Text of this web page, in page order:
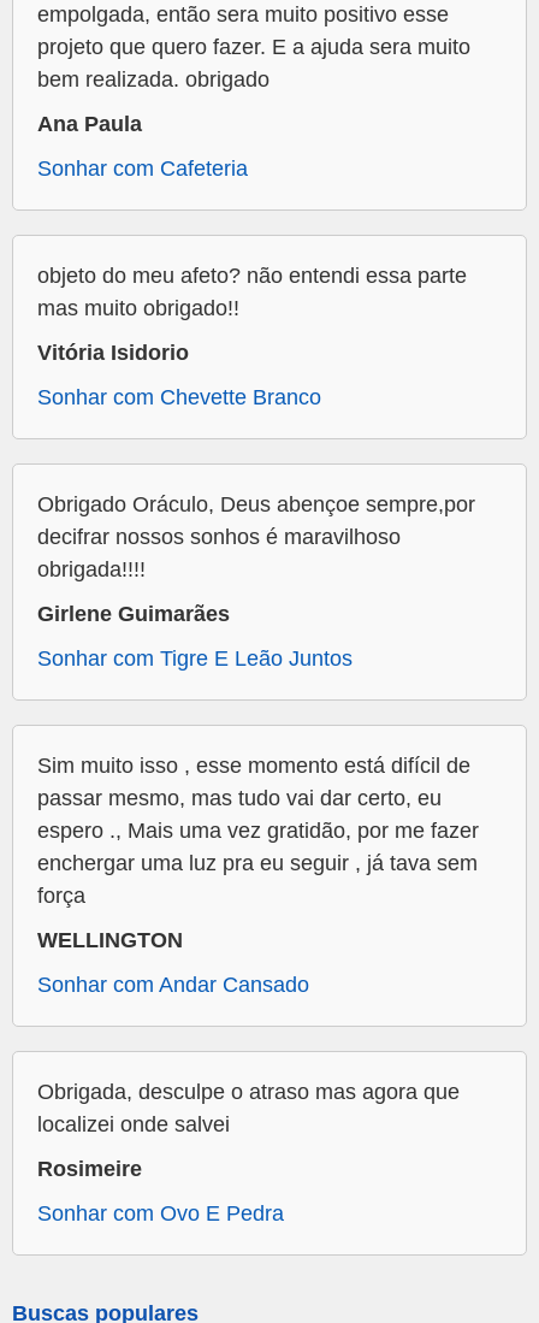
empolgada, então sera muito positivo esse
projeto que quero fazer. E a ajuda sera muito
bem realizada. obrigado
Ana Paula
Sonhar com Cafeteria
objeto do meu afeto? não entendi essa parte
mas muito obrigado!!
Vitória Isidorio
Sonhar com Chevette Branco
Obrigado Oráculo, Deus abençoe sempre,por
decifrar nossos sonhos é maravilhoso
obrigada!!!!
Girlene Guimarães
Sonhar com Tigre E Leão Juntos
Sim muito isso , esse momento está difícil de
passar mesmo, mas tudo vai dar certo, eu
espero ., Mais uma vez gratidão, por me fazer
enchergar uma luz pra eu seguir , já tava sem
força
WELLINGTON
Sonhar com Andar Cansado
Obrigada, desculpe o atraso mas agora que
localizei onde salvei
Rosimeire
Sonhar com Ovo E Pedra
Buscas populares